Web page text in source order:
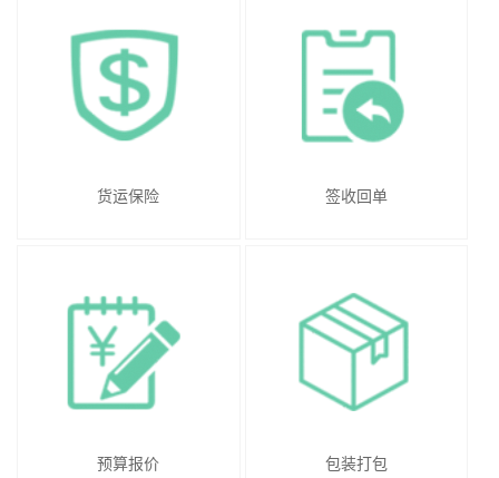
货运保险 签收回单
预算报价 包装打包